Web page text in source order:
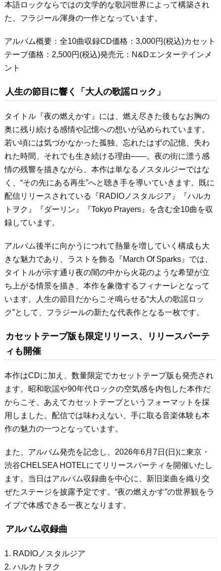
本語ロックならではの文学的な歌詞世界によって構築され
た、フラジール渾身の一作となっています。
アルバム概要：全10曲収録CD価格：3,000円(税込)カセット
テープ価格：2,500円(税込)発売元：N&Dエンターテインメ
ント
人生の節目に響く「大人の歌謡ロック」
タイトル『夜の燃えかす』には、燃え尽きた後もなお胸の
奥に残り続ける感情や記憶への想いが込められています。
若い頃には気づかなかった孤独、忘れたはずの記憶、失わ
れた時間、それでも生き続ける理由――。夜の街に漂う感
情の残響を描きながら、本作は単なるノスタルジーではな
く、“その先にある再生”へと聴き手を導いていきます。既に
配信リリースされている『RADIOノスタルジア』『ハルカ
トヲク』『ダーリン』『Tokyo Prayers』を含む全10曲を収
録しています。
アルバム後半に向かうにつれて熱量を増していく構成も大
きな魅力であり、ラストを飾る『March Of Sparks』では、
タイトルが示す通り夜の闇の中から火花のような希望が立
ち上がる情景を描き、本作を象徴するフィナーレとなって
います。人生の節目だからこそ鳴らせる“大人の歌謡ロッ
ク”として、フラジールの新たな代表作となる一枚です。
カセットテープ版も限定リリース、リリースパーテ
ィも開催
本作はCDに加え、数量限定でカセットテープ版も発売され
ます。昭和歌謡や90年代ロックの空気感を内包した本作だ
からこそ、あえてカセットテープというフォーマットを採
用しました。配信では味わえない、手に取る音楽体験も本
作の魅力の一つとなっています。
また、アルバム発売を記念し、2026年6月7日(日)に東京・
渋谷CHELSEA HOTELにてリリースパーティを開催いたし
ます。当日はアルバム収録曲を中心に、新旧楽曲を織り交
ぜたステージを披露予定です。“夜の燃えかす”の世界観をラ
イブで体感できる一夜となります。
アルバム収録曲
1. RADIOノスタルジア
2. ハルカトヲク